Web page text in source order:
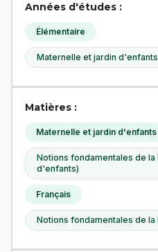
Années d'études :
Élémentaire
Maternelle et jardin d'enfants
Matières :
Maternelle et jardin d'enfants
Notions fondamentales de
d'enfants)
Français
Notions fondamentales de la